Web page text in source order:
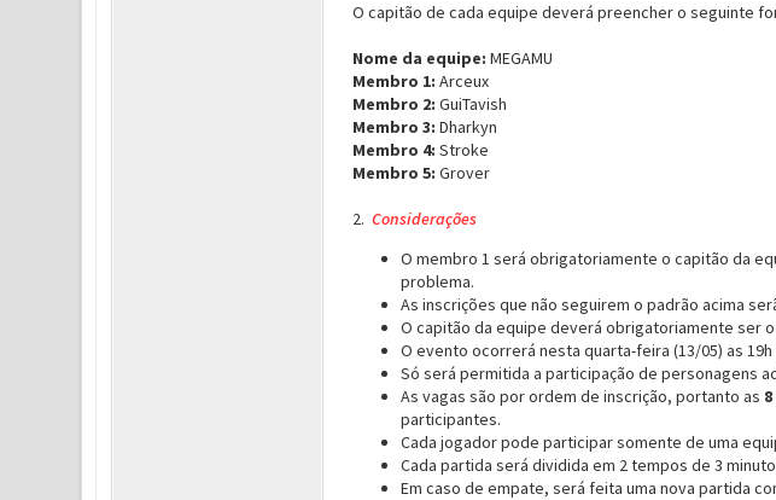
O capitão de cada equipe deverá preencher o seguinte
Nome da equipe: MEGAMU
Membro 1: Arceux
Membro 2: GuiTavish
Membro 3: Dharkyn
Membro 4: Stroke
Membro 5: Grover
2. Considerações
O membro 1 será obrigatoriamente o capitão da
problema.
As inscrições que não seguirem o padrão acima
O capitão da equipe deverá obrigatoriamente ser
O evento ocorrerá nesta quarta-feira (13/05) as
Só será permitida a participação de personagens
As vagas são por ordem de inscrição, portanto as
participantes.
Cada jogador pode participar somente de uma
Cada partida será dividida em 2 tempos de 3
Em caso de empate, será feita uma nova partida